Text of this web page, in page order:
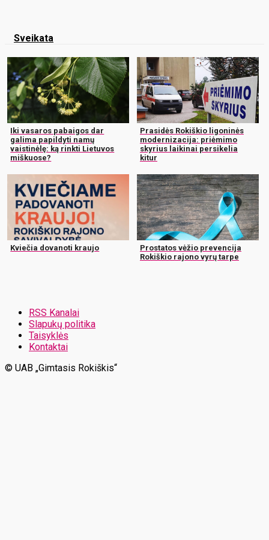
Sveikata
Iki vasaros pabaigos dar
galima papildyti namų
vaistinėlę: ką rinkti Lietuvos
miškuose?
Prasidės Rokiškio ligoninės
modernizacija: priėmimo
skyrius laikinai persikelia
kitur
Kviečia dovanoti kraujo
Prostatos vėžio prevencija
Rokiškio rajono vyrų tarpe
RSS Kanalai
Slapukų politika
Taisyklės
Kontaktai
© UAB „Gimtasis Rokiškis“